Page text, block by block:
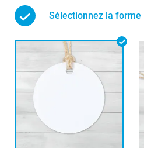
Sélectionnez la forme